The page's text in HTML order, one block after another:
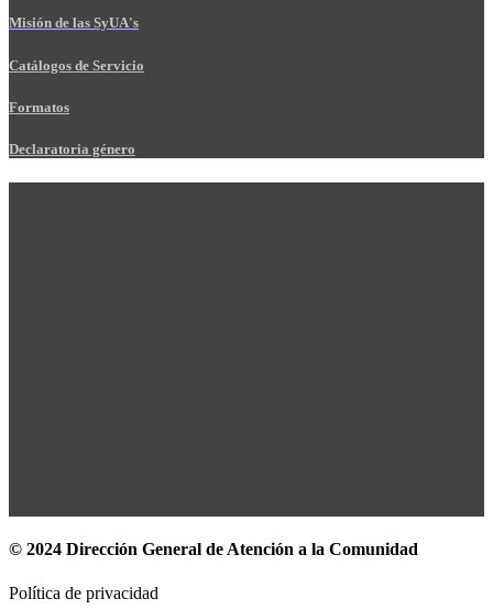
Misión de las SyUA's
Catálogos de Servicio
Formatos
Declaratoria género
© 2024 Dirección General de Atención a la Comunidad
Política de privacidad